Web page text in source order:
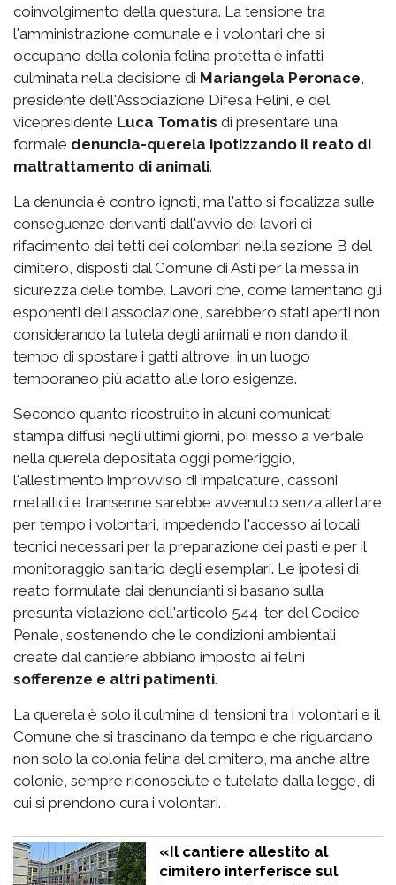
coinvolgimento della questura. La tensione tra
l'amministrazione comunale e i volontari che si
occupano della colonia felina protetta è infatti
culminata nella decisione di Mariangela Peronace,
presidente dell'Associazione Difesa Felini, e del
vicepresidente Luca Tomatis di presentare una
formale denuncia-querela ipotizzando il reato di
maltrattamento di animali.
La denuncia è contro ignoti, ma l'atto si focalizza sulle
conseguenze derivanti dall'avvio dei lavori di
rifacimento dei tetti dei colombari nella sezione B del
cimitero, disposti dal Comune di Asti per la messa in
sicurezza delle tombe. Lavori che, come lamentano gli
esponenti dell'associazione, sarebbero stati aperti non
considerando la tutela degli animali e non dando il
tempo di spostare i gatti altrove, in un luogo
temporaneo più adatto alle loro esigenze.
Secondo quanto ricostruito in alcuni comunicati
stampa diffusi negli ultimi giorni, poi messo a verbale
nella querela depositata oggi pomeriggio,
l'allestimento improvviso di impalcature, cassoni
metallici e transenne sarebbe avvenuto senza allertare
per tempo i volontari, impedendo l'accesso ai locali
tecnici necessari per la preparazione dei pasti e per il
monitoraggio sanitario degli esemplari. Le ipotesi di
reato formulate dai denuncianti si basano sulla
presunta violazione dell'articolo 544-ter del Codice
Penale, sostenendo che le condizioni ambientali
create dal cantiere abbiano imposto ai felini
sofferenze e altri patimenti.
La querela è solo il culmine di tensioni tra i volontari e il
Comune che si trascinano da tempo e che riguardano
non solo la colonia felina del cimitero, ma anche altre
colonie, sempre riconosciute e tutelate dalla legge, di
cui si prendono cura i volontari.
«Il cantiere allestito al
cimitero interferisce sul